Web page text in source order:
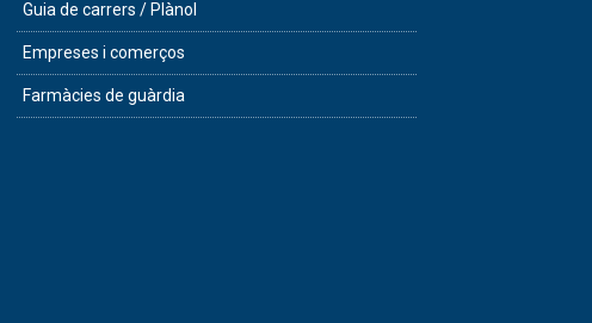
Guia de carrers / Plànol
Empreses i comerços
Farmàcies de guàrdia